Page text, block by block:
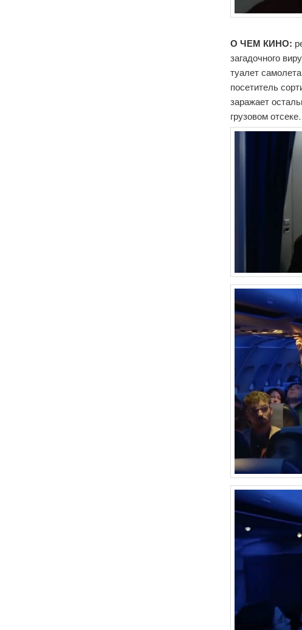
О ЧЕМ КИНО:
загадочного
туалет
посетитель
заражает
грузовом